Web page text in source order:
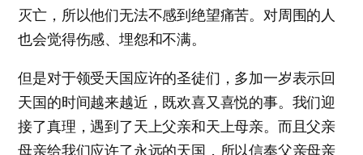
灭亡，所以他们无法不感到绝望痛苦。对周围的人
也会觉得伤感、埋怨和不满。
但是对于领受天国应许的圣徒们，多加一岁表示回
天国的时间越来越近，既欢喜又喜悦的事。我们迎
接了真理，遇到了天上父亲和天上母亲。而且父亲
母亲给我们应许了永远的天国，所以信奉父亲母亲